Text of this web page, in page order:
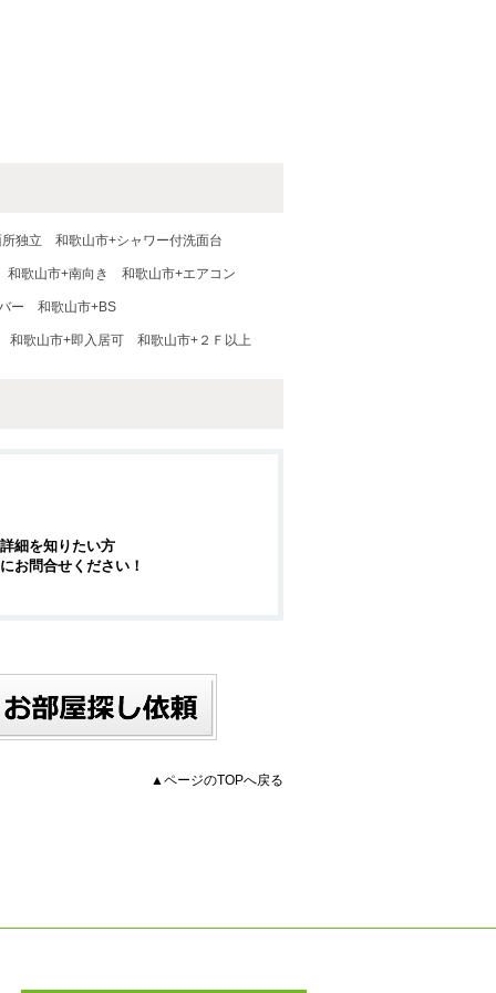
独立 和歌山市+シャワー付洗面台
和歌山市+南向き 和歌山市+エアコン
ー 和歌山市+BS
和歌山市+即入居可 和歌山市+２Ｆ以上
細を知りたい方
お問合せください！
▲ページのTOPへ戻る